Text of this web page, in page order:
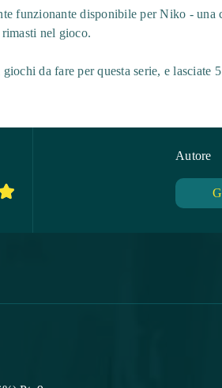
funzionante disponibile per Niko - una
nel gioco.
da fare per questa serie, e lasciate
Autore